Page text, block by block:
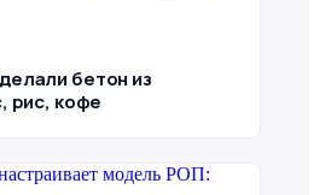
бетон из
рис, кофе